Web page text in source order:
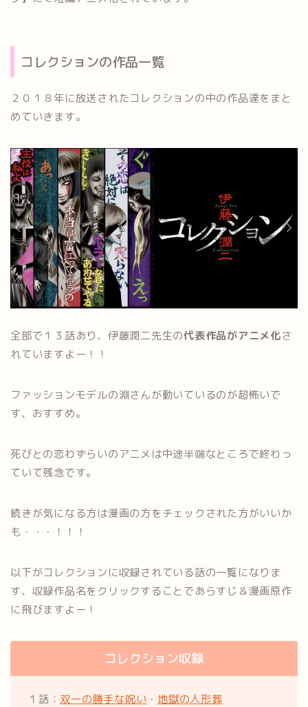
コレクションの作品一覧
２０１８年に放送されたコレクションの中の作品達をまと
めていきます。
全部で１３話あり、伊藤潤二先生の代表作品がアニメ化さ
れていますよー！！
ファッションモデルの淵さんが動いているのが超怖いで
す、おすすめ。
死びとの恋わずらいのアニメは中途半端なところで終わっ
ていて残念です。
続きが気になる方は漫画の方をチェックされた方がいいか
も・・・！！！
以下がコレクションに収録されている話の一覧になりま
す、収録作品名をクリックすることであらすじ＆漫画原作
に飛びますよー！
コレクション収録
１話： 双一の勝手な呪い ・ 地獄の人形葬